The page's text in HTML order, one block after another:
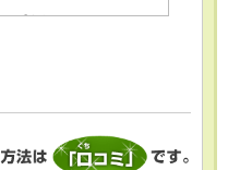
理が図られるよ